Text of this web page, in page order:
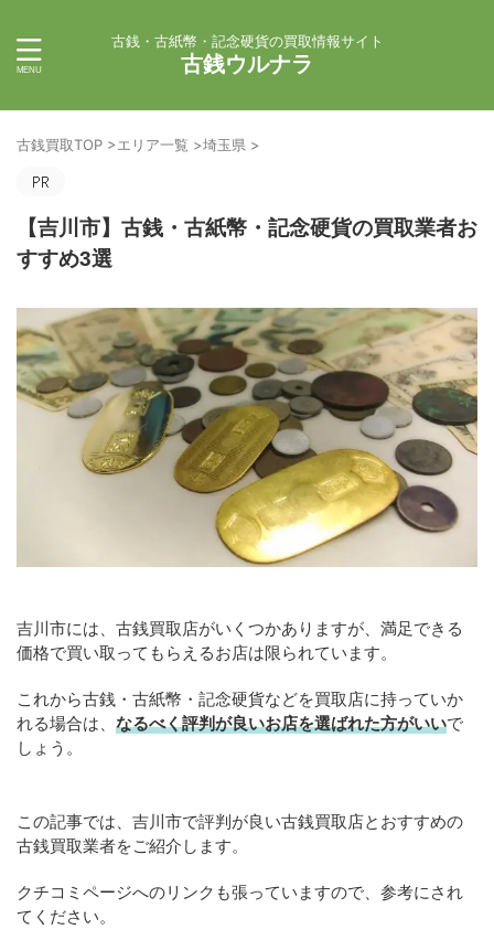
古銭・古紙幣・記念硬貨の買取情報サイト
古銭ウルナラ
古銭買取TOP >エリア一覧 >埼玉県 >
【吉川市】古銭・古紙幣・記念硬貨の買取業者お
すすめ3選
吉川市には、古銭買取店がいくつかありますが、満足できる
価格で買い取ってもらえるお店は限られています。
これから古銭・古紙幣・記念硬貨などを買取店に持っていか
れる場合は、 なるべく評判が良いお店を選ばれた方がいいで
しょう。
この記事では、吉川市で評判が良い古銭買取店とおすすめの
古銭買取業者をご紹介します。
クチコミページへのリンクも張っていますので、参考にされ
てください。